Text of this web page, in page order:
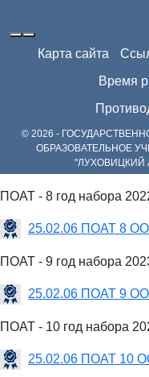
Карта сайта
Время
© 2026 -
ОБРАЗОВАТЕЛЬНОЕ
ПОАТ - 8 год набора
25.02.06 ПОАТ 8
ПОАТ - 9 год набора
25.02.06 ПОАТ 9
ПОАТ - 10 год набора
25.02.06 ПОАТ 10